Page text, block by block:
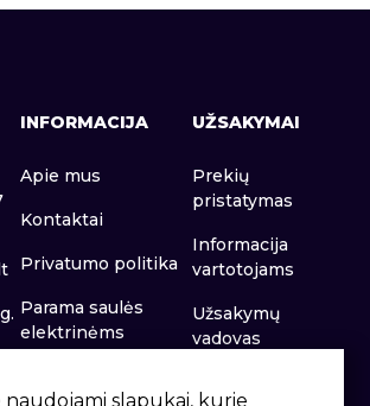
INFORMACIJA
Apie mus
Kontaktai
Privatumo politika
Parama saulės
elektrinėms
UŽSAKYMAI
Prekių
pristatymas
Informacija
vartotojams
Užsakymų
vadovas
naudojami slapukai, kurie